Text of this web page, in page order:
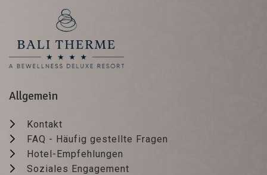
Allgemein
Kontakt
FAQ - Häufig gestellte Fragen
Hotel-Empfehlungen
Soziales Engagement